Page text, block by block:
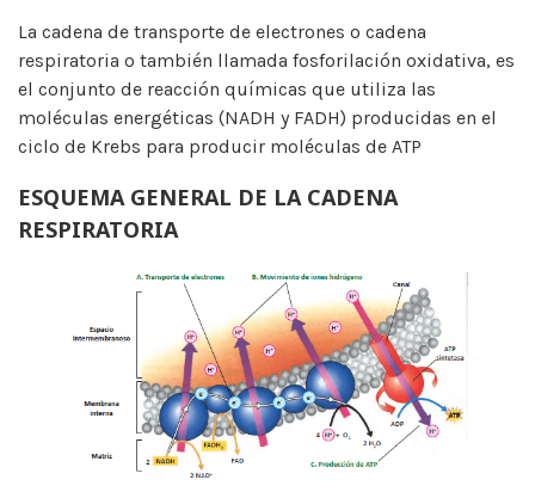
La cadena de transporte de electrones o cadena
respiratoria o también llamada fosforilación oxidativa, es
el conjunto de reacción químicas que utiliza las
moléculas energéticas (NADH y FADH) producidas en el
ciclo de Krebs para producir moléculas de ATP
ESQUEMA GENERAL DE LA CADENA
RESPIRATORIA